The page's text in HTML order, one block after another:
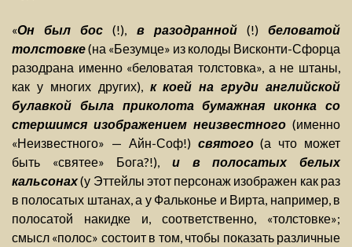
«Он был бос (!), в разодранной(!)беловатой
толстовке(на «Безумце» из колоды Висконти-Сфорца
разодрана именно «беловатая толстовка», а не штаны,
как у многих других), к коей на груди английской
булавкой была приколота бумажная иконка со
стершимся изображением неизвестного (именно
«Неизвестного» — Айн-Соф!) святого(а что может
быть «святее» Бога?!), и в полосатых белых
кальсонах(у Эттейлы этот персонаж изображен как раз
в полосатых штанах, а у Фальконье и Вирта, например, в
полосатой накидке и, соответственно, «толстовке»;
смысл «полос» состоит в том, чтобы показать различные